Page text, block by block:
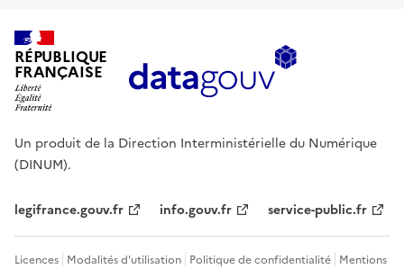
RÉPUBLIQUE
FRANÇAISE
Un produit de la Direction Interministérielle du Numérique
(DINUM).
legifrance.gouv.fr info.gouv.fr service-public.fr
Licences Modalités d'utilisation Politique de confidentialité Mentions